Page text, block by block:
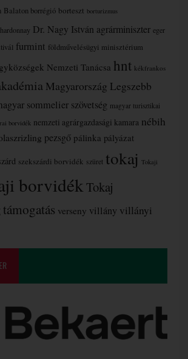
Balaton borrégió borteszt borturizmus
Dr. Nagy István agrárminiszter eger
furmint földművelésügyi minisztérium
Nemzeti Tanácsa hnt kékfrankos
Magyarország Legszebb
sommelier szövetség magyar turisztikai
borvidék nemzeti agrárgazdasági kamara nébih
pezsgő pálinka pályázat
szekszárdi borvidék szüret tokaj Tokaji
borvidékTokaj
támogatás verseny villány villányi